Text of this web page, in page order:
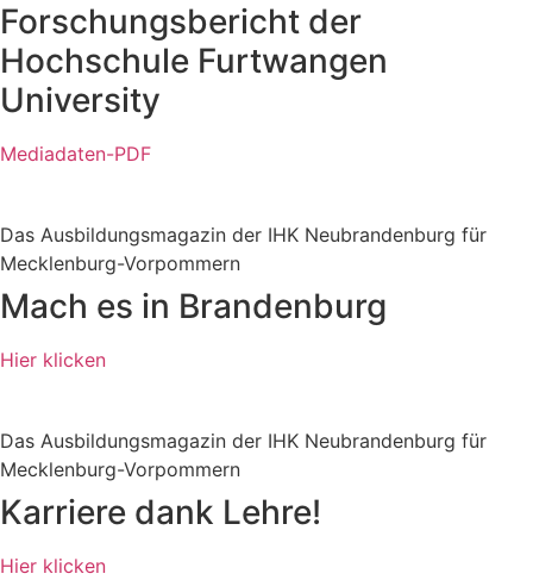
Forschungsbericht der
Hochschule Furtwangen
University
Mediadaten-PDF
Das Ausbildungsmagazin der IHK Neubrandenburg für
Mecklenburg-Vorpommern
Mach es in Brandenburg
Hier klicken
Das Ausbildungsmagazin der IHK Neubrandenburg für
Mecklenburg-Vorpommern
Karriere dank Lehre!
Hier klicken